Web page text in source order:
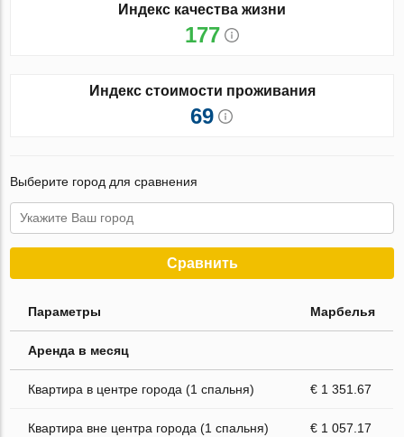
Индекс качества жизни
177
Индекс стоимости проживания
69
Выберите город для сравнения
Сравнить
Параметры Марбелья
Аренда в месяц
Квартира в центре города (1 спальня) € 1 351.67
Квартира вне центра города (1 спальня) € 1 057.17